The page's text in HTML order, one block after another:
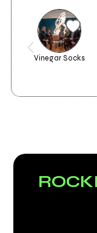
Vinegar Socks